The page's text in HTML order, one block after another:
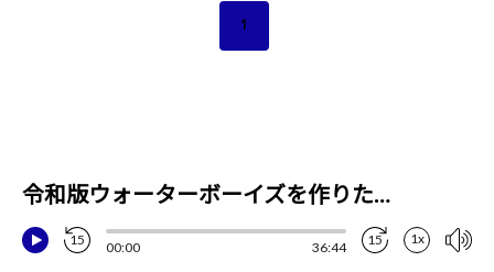
1
令和版ウォーターボーイズを作りたい…コロナ禍をテーマにした“この夏”の挑戦（映画プロデューサー・松井俊之さん）
15 00:00 36:44 15 1x